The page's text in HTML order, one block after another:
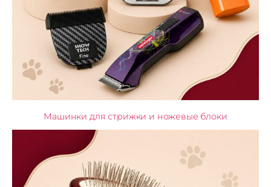
Машинки для стрижки и ножевые блоки